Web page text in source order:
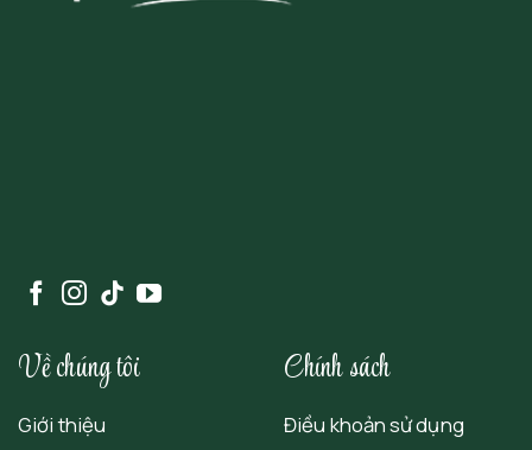
Về chúng tôi
Giới thiệu
Chính sách
Điều khoản sử dụng